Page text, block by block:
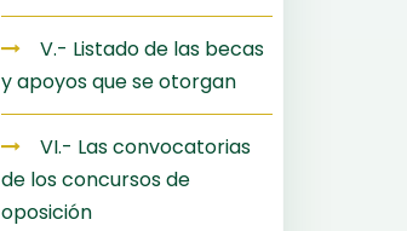
V.- Listado de las becas
y apoyos que se otorgan
VI.- Las convocatorias
de los concursos de
oposición